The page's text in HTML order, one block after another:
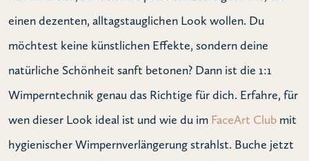
einen dezenten, alltagstauglichen Look wollen. Du
möchtest keine künstlichen Effekte, sondern deine
natürliche Schönheit sanft betonen? Dann ist die 1:1
Wimperntechnik genau das Richtige für dich. Erfahre, für
wen dieser Look ideal ist und wie du im FaceArt Club mit
hygienischer Wimpernverlängerung strahlst. Buche jetzt